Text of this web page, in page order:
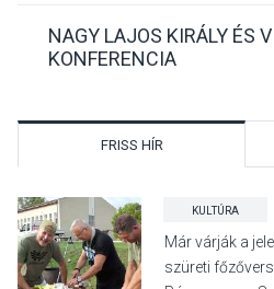
NAGY LAJOS KIRÁLY ÉS
KONFERENCIA
FRISS HÍR
KULTÚRA
Már várják a
szüreti